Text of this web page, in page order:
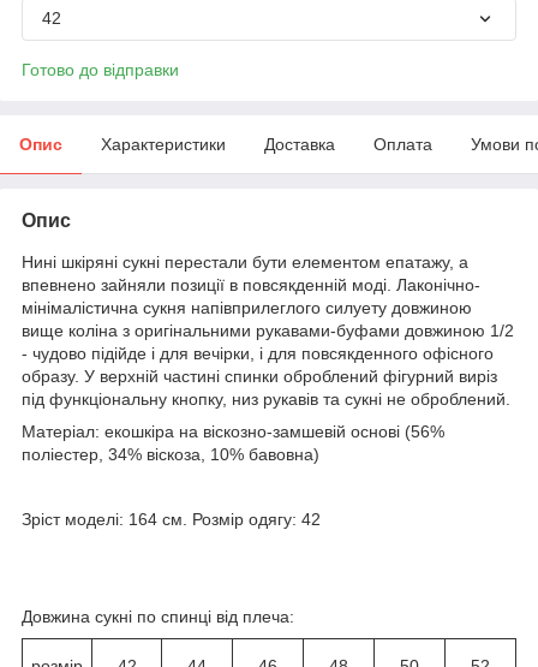
42
Готово до відправки
Опис Характеристики Доставка Оплата Умови
Опис
Нині шкіряні сукні перестали бути елементом епатажу, а
впевнено зайняли позиції в повсякденній моді. Лаконічно-
мінімалістична сукня напівприлеглого силуету довжиною
вище коліна з оригінальними рукавами-буфами довжиною 1/2
- чудово підійде і для вечірки, і для повсякденного офісного
образу. У верхній частині спинки оброблений фігурний виріз
під функціональну кнопку, низ рукавів та сукні не оброблений.
Матеріал: екошкіра на віскозно-замшевій основі (56%
поліестер, 34% віскоза, 10% бавовна)
Зріст моделі: 164 см. Розмір одягу: 42
Довжина сукні по спинці від плеча: